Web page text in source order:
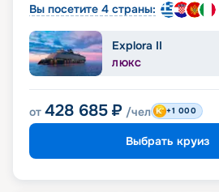
Вы посетите 4 страны:
Explora II
ЛЮКС
от 428 685 ₽ /чел +1 000
Выбрать круиз